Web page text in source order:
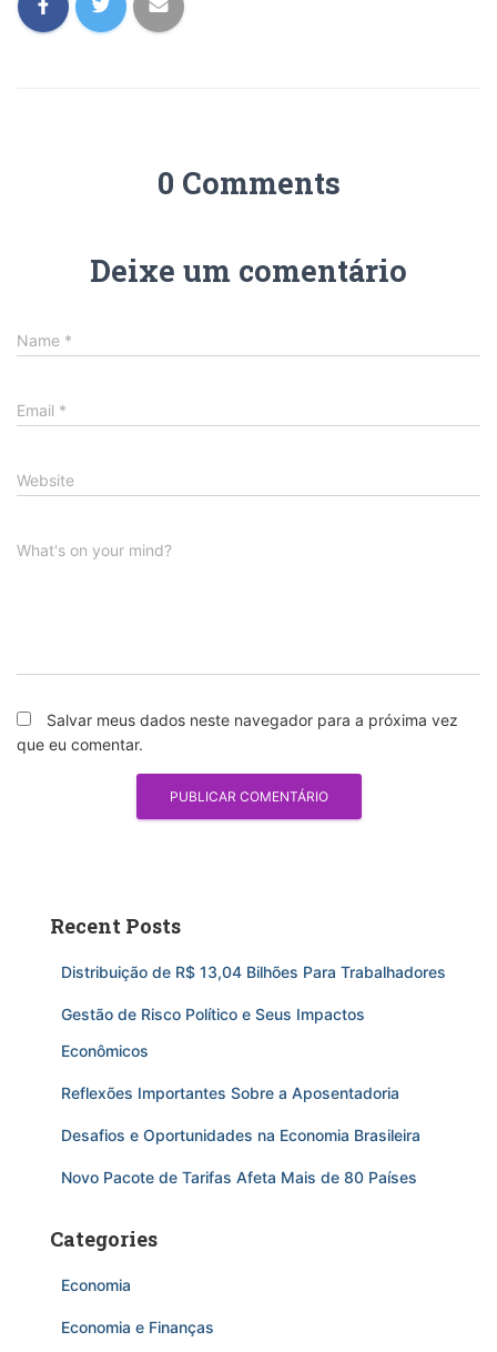
0 Comments
Deixe um comentário
Name *
Email *
Website
What's on your mind?
Salvar meus dados neste navegador para a próxima vez
que eu comentar.
Recent Posts
Distribuição de R$ 13,04 Bilhões Para Trabalhadores
Gestão de Risco Político e Seus Impactos
Econômicos
Reflexões Importantes Sobre a Aposentadoria
Desafios e Oportunidades na Economia Brasileira
Novo Pacote de Tarifas Afeta Mais de 80 Países
Categories
Economia
Economia e Finanças